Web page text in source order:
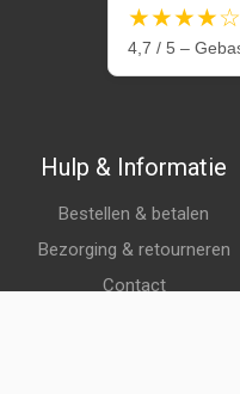
★★★★☆
4,7 / 5 –
Hulp & Informatie
Bestellen & betalen
Bezorging & retourneren
Contact